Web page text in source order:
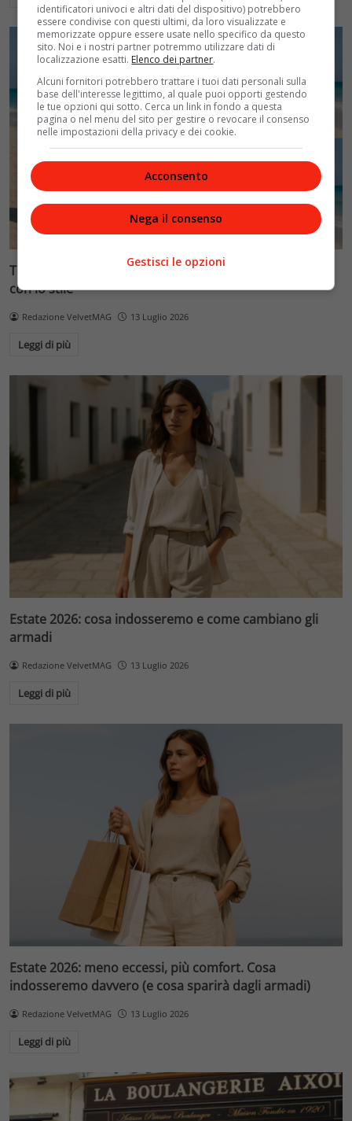
Tendenze moda estate 2026: come combattere il caldo
con lo stile
Redazione VelvetMAG 13 Luglio 2026
Leggi di più
Estate 2026: cosa indosseremo e come cambiano gli
armadi
Redazione VelvetMAG 13 Luglio 2026
Leggi di più
Estate 2026: meno eccessi, più comfort. Cosa
indosseremo davvero (e cosa sparirà dagli armadi)
Redazione VelvetMAG 13 Luglio 2026
Leggi di più
identificatori univoci e altri dati del dispositivo) potrebbero
essere condivise con questi ultimi, da loro visualizzate e
memorizzate oppure essere usate nello specifico da questo
sito. Noi e i nostri partner potremmo utilizzare dati di
localizzazione esatti. Elenco dei partner.
Alcuni fornitori potrebbero trattare i tuoi dati personali sulla
base dell'interesse legittimo, al quale puoi opporti gestendo
le tue opzioni qui sotto. Cerca un link in fondo a questa
pagina o nel menu del sito per gestire o revocare il consenso
nelle impostazioni della privacy e dei cookie.
Acconsento
Nega il consenso
Gestisci le opzioni